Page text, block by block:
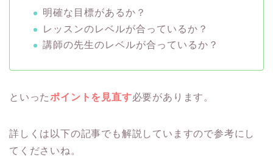
明確な目標があるか？
レッスンのレベルが合っているか？
講師の先生のレベルが合っているか？
といった ポイントを見直す必要があります。
詳しくは以下の記事でも解説していますので参考にし
てくださいね。